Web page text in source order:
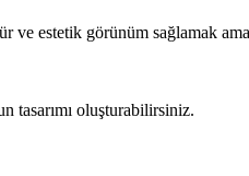
ve estetik görünüm sağlamak
tasarımı oluşturabilirsiniz.